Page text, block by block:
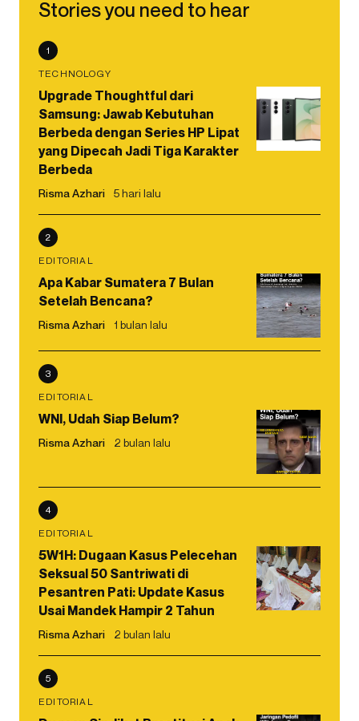
Stories you need to hear
1
TECHNOLOGY
Upgrade Thoughtful dari
Samsung: Jawab Kebutuhan
Berbeda dengan Series HP Lipat
yang Dipecah Jadi Tiga Karakter
Berbeda
Risma Azhari 5 hari lalu
2
EDITORIAL
Apa Kabar Sumatera 7 Bulan
Setelah Bencana?
Risma Azhari 1 bulan lalu
3
EDITORIAL
WNI, Udah Siap Belum?
Risma Azhari 2 bulan lalu
4
EDITORIAL
5W1H: Dugaan Kasus Pelecehan
Seksual 50 Santriwati di
Pesantren Pati: Update Kasus
Usai Mandek Hampir 2 Tahun
Risma Azhari 2 bulan lalu
5
EDITORIAL